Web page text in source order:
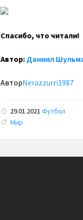
Спасибо, что читали!
Автор: Даниил
АвторNerazzurri1987
29.01.2021 Футбол
Tags:
Мир